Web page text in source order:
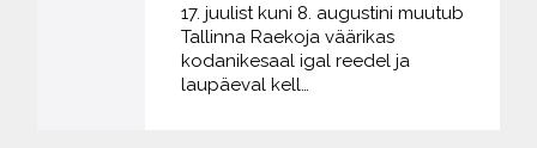
17. juulist kuni 8. augustini muutub
Tallinna Raekoja väärikas
kodanikesaal igal reedel ja
laupäeval kell…